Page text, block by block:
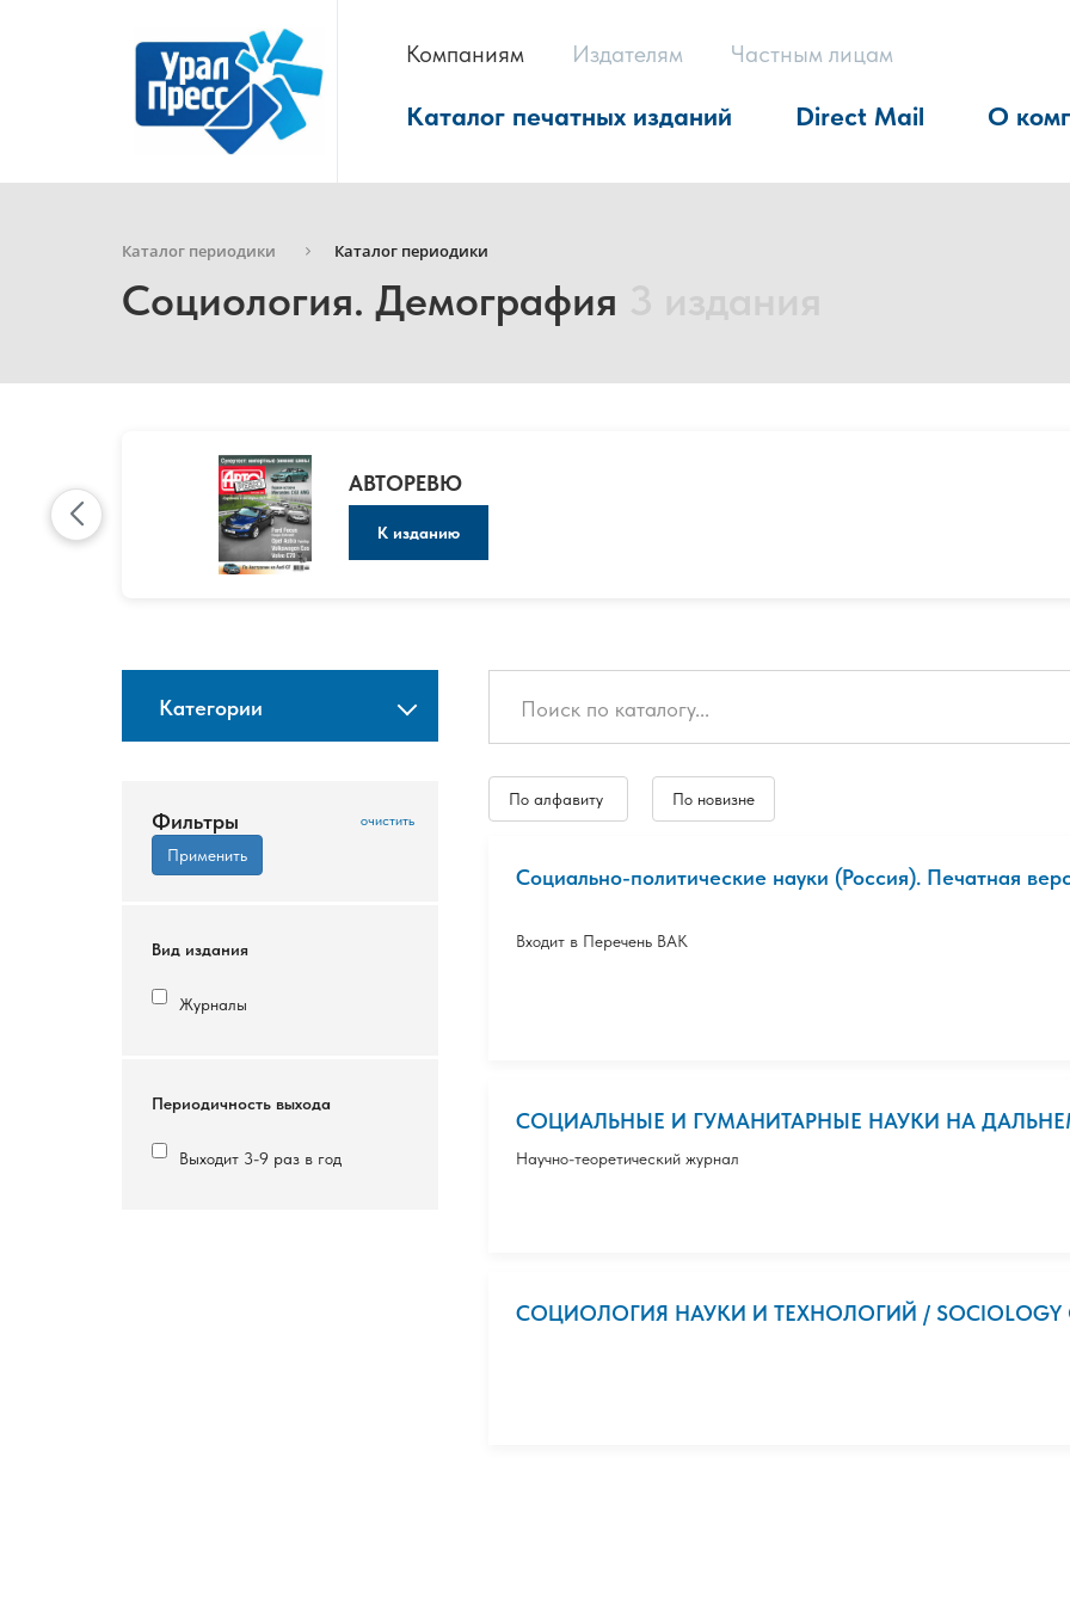
Компаниям Издателям Частным лицам
Каталог печатных изданий Direct Mail О
Каталог периодики Каталог периодики
Социология. Демография
АВТОРЕВЮ
К изданию
Категории
Фильтры
Вид издания
Журналы
Периодичность выхода
Выходит 3-9 раз в год
По алфавиту По новизне
Социально-политические науки (Россия). Печатная
Входит в Перечень ВАК
СОЦИАЛЬНЫЕ И ГУМАНИТАРНЫЕ НАУКИ НА
Научно-теоретический журнал
СОЦИОЛОГИЯ НАУКИ И ТЕХНОЛОГИЙ / SOCIOLOGY